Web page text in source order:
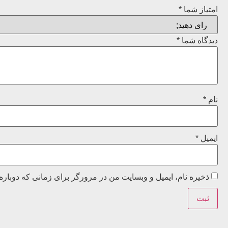
امتیاز شما *
دیدگاه شما *
نام *
ایمیل *
ذخیره نام، ایمیل و وبسایت من در مرورگر برای زمانی که